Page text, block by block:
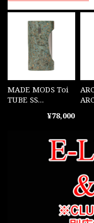
MADE MODS Toi
TUBE SS
AMBOYNA STAB
¥78,000